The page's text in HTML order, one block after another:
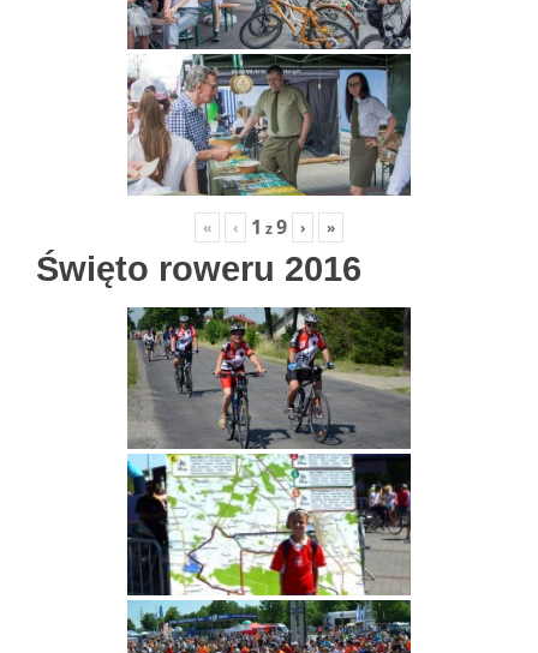
« ‹ 1 z9 › »
Święto roweru 2016